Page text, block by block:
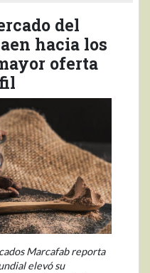
del
hacia los
oferta
Marcafab reporta
elevó su